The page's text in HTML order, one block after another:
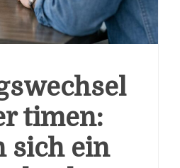
timen:
sich ein